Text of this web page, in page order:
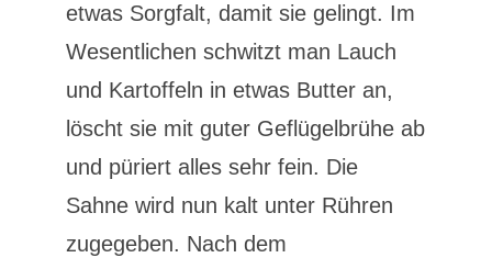
etwas Sorgfalt, damit sie gelingt. Im
Wesentlichen schwitzt man Lauch
und Kartoffeln in etwas Butter an,
löscht sie mit guter Geflügelbrühe ab
und püriert alles sehr fein. Die
Sahne wird nun kalt unter Rühren
zugegeben. Nach dem